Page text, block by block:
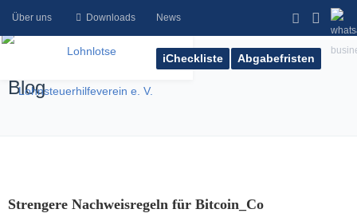
Abgabefristen
iCheckliste
Über uns Downloads News
Blog
Strengere Nachweisregeln für Bitcoin_Co